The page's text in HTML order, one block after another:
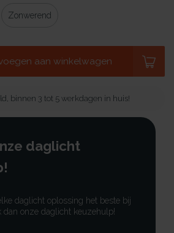
Zonwerend
aan winkelwagen
binnen 3 tot 5 werkdagen in huis!
daglicht
daglicht oplossing het beste bij
dan onze daglicht keuzehulp!